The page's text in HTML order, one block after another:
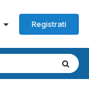
Registrati